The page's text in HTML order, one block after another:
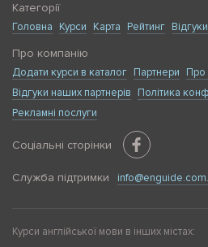
Категорії
Головна Курси Карта Рейтинг Відгуки
Про компанію
Додати курси в каталог Партнери Про
Відгуки наших партнерів
Політика
Рекламні послуги
Соціальні сторінки
Служба підтримки
Курси англійської мови в інших містах: